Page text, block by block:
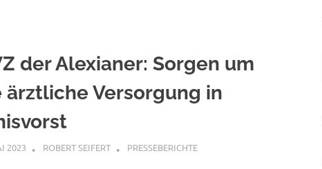
der Alexianer: Sorgen um
ärztliche Versorgung in
2023 ROBERT SEIFERT PRESSEBERICHTE